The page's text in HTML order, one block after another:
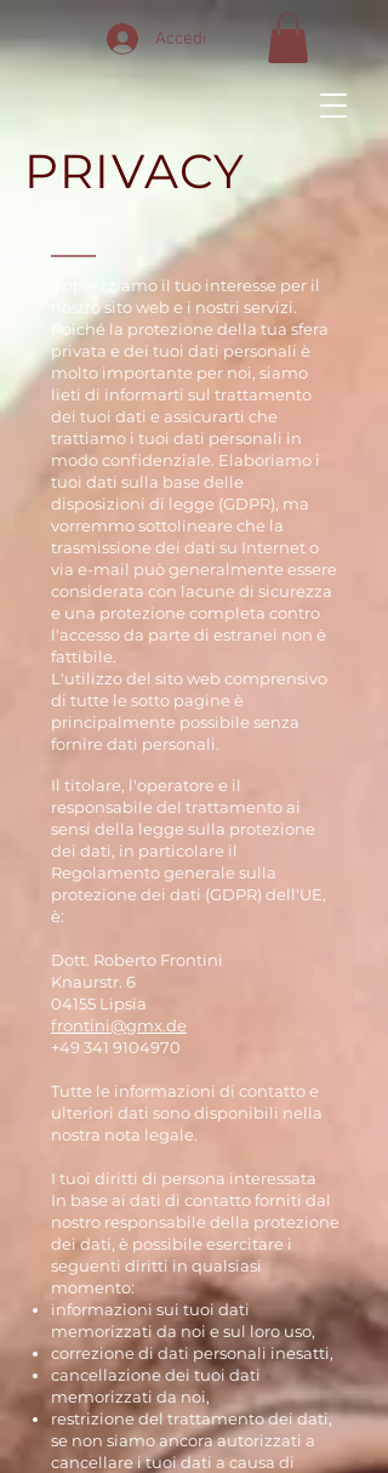
Accedi
PRIVACY
Apprezziamo il tuo interesse per il
nostro sito web e i nostri servizi.
Poiché la protezione della tua sfera
privata e dei tuoi dati personali è
molto importante per noi, siamo
lieti di informarti sul trattamento
dei tuoi dati e assicurarti che
trattiamo i tuoi dati personali in
modo confidenziale. Elaboriamo i
tuoi dati sulla base delle
disposizioni di legge (GDPR), ma
vorremmo sottolineare che la
trasmissione dei dati su Internet o
via e-mail può generalmente essere
considerata con lacune di sicurezza
e una protezione completa contro
l'accesso da parte di estranei non è
fattibile.
L'utilizzo del sito web comprensivo
di tutte le sotto pagine è
principalmente possibile senza
fornire dati personali.
Il titolare, l'operatore e il
responsabile del trattamento ai
sensi della legge sulla protezione
dei dati, in particolare il
Regolamento generale sulla
protezione dei dati (GDPR) dell'UE,
è:
Dott. Roberto Frontini
Knaurstr. 6
04155 Lipsia
frontini@gmx.de
+49 341 9104970
Tutte le informazioni di contatto e
ulteriori dati sono disponibili nella
nostra nota legale.
I tuoi diritti di persona interessata
In base ai dati di contatto forniti dal
nostro responsabile della protezione
dei dati, è possibile esercitare i
seguenti diritti in qualsiasi
momento:
informazioni sui tuoi dati
memorizzati da noi e sul loro uso,
correzione di dati personali inesatti,
cancellazione dei tuoi dati
memorizzati da noi,
restrizione del trattamento dei dati,
se non siamo ancora autorizzati a
cancellare i tuoi dati a causa di